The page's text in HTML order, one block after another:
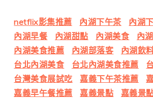
netflix影集推薦 內湖下午茶
內湖
內湖早餐
內湖甜點 內湖美食
內
內湖美食推薦
內湖部落客 內湖飲
台北內湖美食
台北內湖美食推薦
台灣美食展試吃
嘉義下午茶推薦
嘉義早午餐推薦
嘉義景點 嘉義景